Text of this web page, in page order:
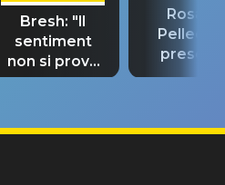
Bresh: "Il
sentiment
non si prova
fino alla notte
Rosario
“Così